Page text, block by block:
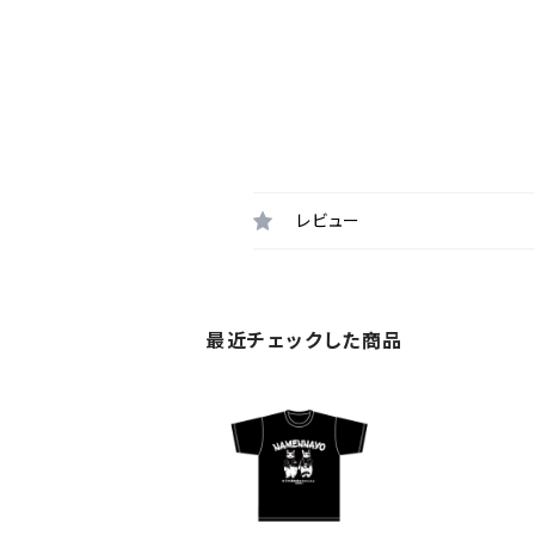
レビュー
最近チェックした商品